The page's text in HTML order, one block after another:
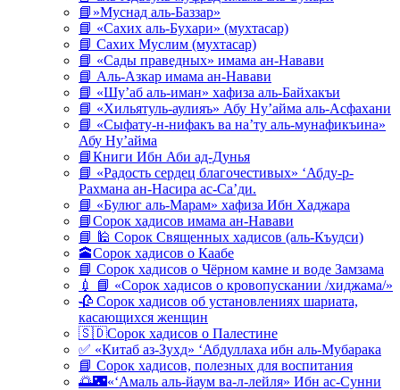
📘»Муснад аль-Баззар»
📘 «Сахих аль-Бухари» (мухтасар)
📘 Сахих Муслим (мухтасар)
📘 «Сады праведных» имама ан-Навави
📘 Аль-Азкар имама ан-Навави
📘 «Шу’аб аль-иман» хафиза аль-Байхакъи
📘 «Хильятуль-аулияъ» Абу Ну’айма аль-Асфахани
📘 «Сыфату-н-нифакъ ва на’ту аль-мунафикъина»
Абу Ну’айма
📘Книги Ибн Аби ад-Дунья
📘 «Радость сердец благочестивых» ‘Абду-р-
Рахмана ан-Насира ас-Са’ди.
📘 «Булюг аль-Марам» хафиза Ибн Хаджара
📘Сорок хадисов имама ан-Навави
📘 🕌 Сорок Священных хадисов (аль-Къудси)
🕋Сорок хадисов о Каабе
📘 Сорок хадисов о Чёрном камне и воде Замзама
💉 📘 «Сорок хадисов о кровопускании /хиджама/»
🥀 Сорок хадисов об установлениях шариата,
касающихся женщин
🇸🇩Сорок хадисов о Палестине
✅ «Китаб аз-Зухд» ‘Абдуллаха ибн аль-Мубарака
📘 Сорок хадисов, полезных для воспитания
🌅🌃«‘Амаль аль-йаум ва-л-лейля» Ибн ас-Сунни